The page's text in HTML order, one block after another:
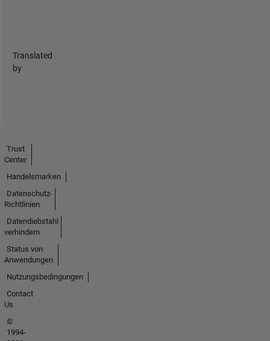
Translated
by
Trust
Center
Handelsmarken
Datenschutz-
Richtlinien
Datendiebstahl
verhindern
Status von
Anwendungen
Nutzungsbedingungen
Contact
Us
©
1994-